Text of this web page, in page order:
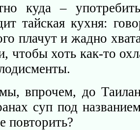
куда –
тайская кухня:
плачут и жадно
чтобы хоть как-то
впрочем, до
суп под
повторить?